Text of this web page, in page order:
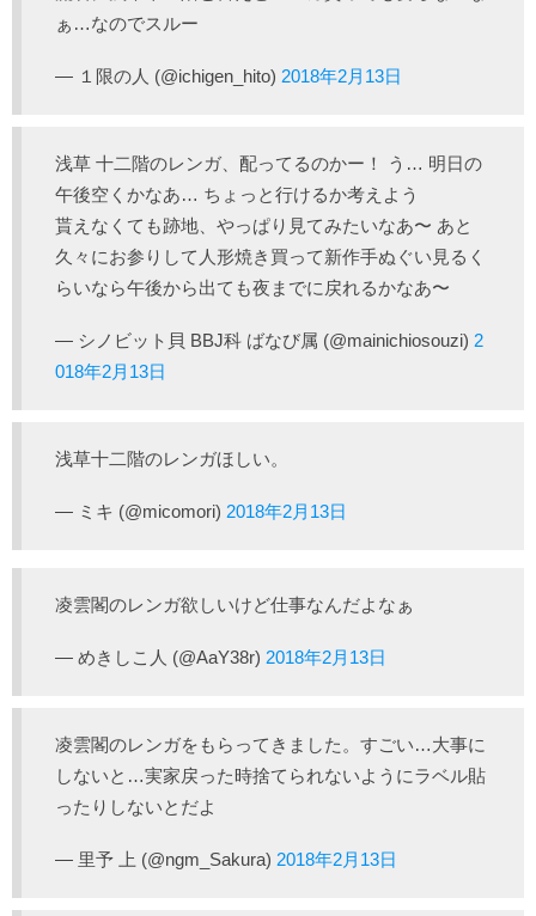
ぁ…なのでスルー
— １限の人 (@ichigen_hito) 2018年2月13日
浅草 十二階のレンガ、配ってるのかー！ う… 明日の
午後空くかなあ… ちょっと行けるか考えよう
貰えなくても跡地、やっぱり見てみたいなあ〜 あと
久々にお参りして人形焼き買って新作手ぬぐい見るく
らいなら午後から出ても夜までに戻れるかなあ〜
— シノビット貝 BBJ科 ばなび属 (@mainichiosouzi) 2
018年2月13日
浅草十二階のレンガほしい。
— ミキ (@micomori) 2018年2月13日
凌雲閣のレンガ欲しいけど仕事なんだよなぁ
— めきしこ人 (@AaY38r) 2018年2月13日
凌雲閣のレンガをもらってきました。すごい…大事に
しないと…実家戻った時捨てられないようにラベル貼
ったりしないとだよ
— 里予 上 (@ngm_Sakura) 2018年2月13日